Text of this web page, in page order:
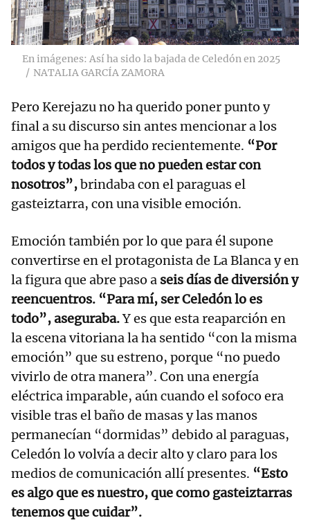
En imágenes: Así ha sido la bajada de Celedón en 2025
NATALIA GARCÍA ZAMORA
Pero Kerejazu no ha querido poner punto y
final a su discurso sin antes mencionar a los
amigos que ha perdido recientemente. “Por
todos y todas los que no pueden estar con
nosotros”,brindaba con el paraguas el
gasteiztarra, con una visible emoción.
Emoción también por lo que para él supone
convertirse en el protagonista de La Blanca y en
la figura que abre paso a seis días de diversión y
reencuentros. “Para mí, ser Celedón lo es
todo”, aseguraba.Y es que esta reaparción en
la escena vitoriana la ha sentido “con la misma
emoción” que su estreno, porque “no puedo
vivirlo de otra manera”. Con una energía
eléctrica imparable, aún cuando el sofoco era
visible tras el baño de masas y las manos
permanecían “dormidas” debido al paraguas,
Celedón lo volvía a decir alto y claro para los
medios de comunicación allí presentes. “Esto
es algo que es nuestro, que como gasteiztarras
tenemos que cuidar”.